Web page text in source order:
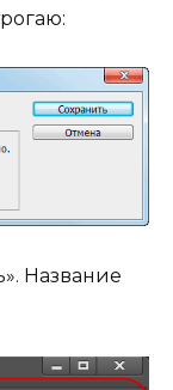
Название